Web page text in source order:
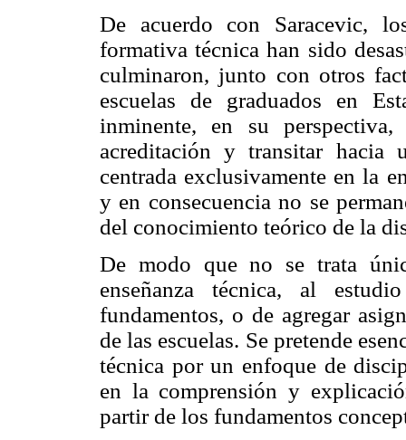
De acuerdo con Saracevic,
formativa técnica han sido
culminaron, junto con otros
escuelas de graduados en
inminente, en su
acreditación y transitar hacia
centrada exclusivamente en la
y en consecuencia no se
del conocimiento teórico de la
De modo que no se trata
enseñanza técnica, al
fundamentos, o de agregar
de las escuelas. Se pretende
técnica por un enfoque de
en la comprensión y
partir de los fundamentos